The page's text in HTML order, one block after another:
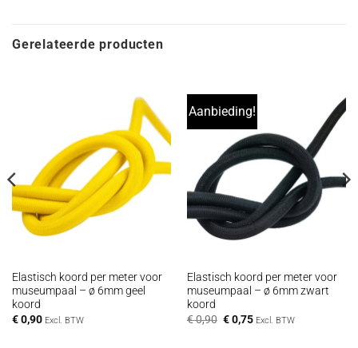
Gerelateerde producten
Elastisch koord per meter voor
museumpaal – ø 6mm geel
koord
€0,90 Excl. BTW
Aanbieding!
Elastisch koord per meter voor
museumpaal – ø 6mm zwart
koord
€0,90 Oorspronkelijke
prijs
€0,75Huidige
Excl. BTW